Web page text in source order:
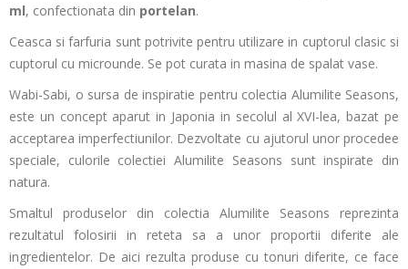
ml, confectionata din portelan.
Ceasca si farfuria sunt potrivite pentru utilizare in cuptorul clasic si
cuptorul cu microunde. Se pot curata in masina de spalat vase.
Wabi-Sabi, o sursa de inspiratie pentru colectia Alumilite Seasons,
este un concept aparut in Japonia in secolul al XVI-lea, bazat pe
acceptarea imperfectiunilor. Dezvoltate cu ajutorul unor procedee
speciale, culorile colectiei Alumilite Seasons sunt inspirate din
natura.
Smaltul produselor din colectia Alumilite Seasons reprezinta
rezultatul folosirii in reteta sa a unor proportii diferite ale
ingredientelor. De aici rezulta produse cu tonuri diferite, ce face